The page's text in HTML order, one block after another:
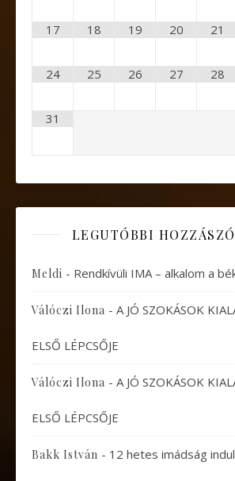
17 18 19 20 21
24 25 26 27 28
31
LEGUTÓBBI
Meldi - Rendkívüli IMA – alkalom a
Válóczi Ilona - A JÓ SZOKÁSOK
ELSŐ LÉPCSŐJE
Válóczi Ilona - A JÓ SZOKÁSOK
ELSŐ LÉPCSŐJE
Bakk István - 12 hetes imádság